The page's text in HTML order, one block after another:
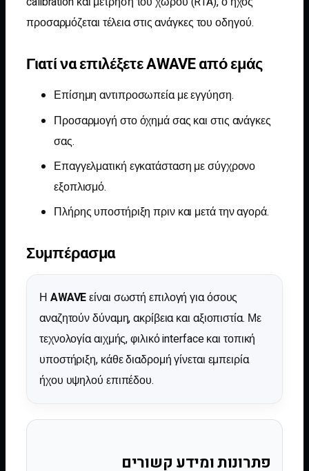
προσαρμόζεται τέλεια στις ανάγκες του οδηγού.
Γιατί να επιλέξετε AWAVE από εμάς
Επίσημη αντιπροσωπεία με εγγύηση.
Προσαρμογή στο όχημά σας και στις ανάγκες
σας.
Επαγγελματική εγκατάσταση με σύγχρονο
εξοπλισμό.
Πλήρης υποστήριξη πριν και μετά την αγορά.
Συμπέρασμα
Η AWAVEείναι σωστή επιλογή για όσους
αναζητούν δύναμη, ακρίβεια και αξιοπιστία. Με
τεχνολογία αιχμής, φιλικό interface και τοπική
υποστήριξη, κάθε διαδρομή γίνεται εμπειρία
ήχου υψηλού επιπέδου.
פתרונות ומידע קשורים